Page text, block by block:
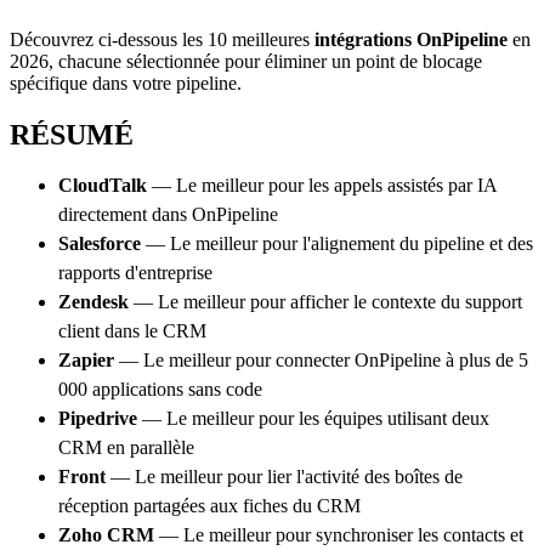
Découvrez ci-dessous les 10 meilleures intégrations OnPipeline en
2026, chacune sélectionnée pour éliminer un point de blocage
spécifique dans votre pipeline.
RÉSUMÉ
CloudTalk — Le meilleur pour les appels assistés par IA
directement dans OnPipeline
Salesforce — Le meilleur pour l'alignement du pipeline et des
rapports d'entreprise
Zendesk — Le meilleur pour afficher le contexte du support
client dans le CRM
Zapier — Le meilleur pour connecter OnPipeline à plus de 5
000 applications sans code
Pipedrive — Le meilleur pour les équipes utilisant deux
CRM en parallèle
Front — Le meilleur pour lier l'activité des boîtes de
réception partagées aux fiches du CRM
Zoho CRM — Le meilleur pour synchroniser les contacts et